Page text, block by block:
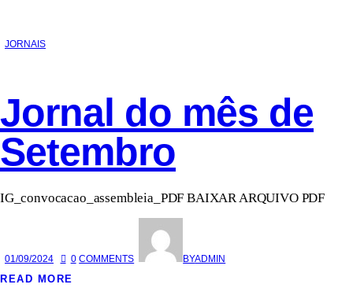
JORNAIS
Jornal do mês de
Setembro
IG_convocacao_assembleia_PDF BAIXAR ARQUIVO PDF
01/09/2024 0 COMMENTS BYADMIN
READ MORE